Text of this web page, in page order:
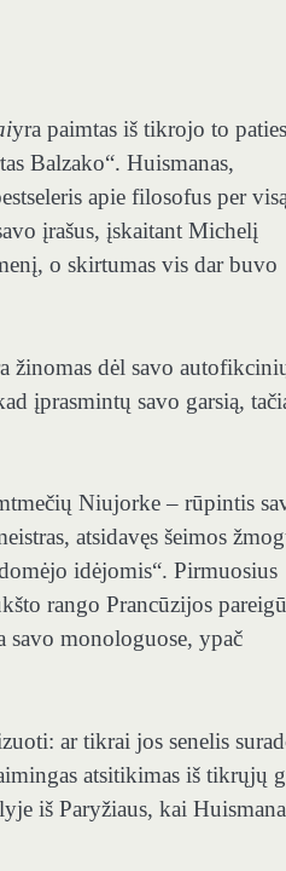
yra paimtas iš tikrojo to paties
Balzako“. Huismanas,
apie filosofus per
įrašus, įskaitant Michelį
o skirtumas vis dar buvo
žinomas dėl savo
įprasmintų savo garsią,
Niujorke – rūpintis
atsidavęs šeimos
idėjomis“. Pirmuosius
rango Prancūzijos
savo monologuose, ypač
ar tikrai jos senelis
atsitikimas iš tikrųjų
iš Paryžiaus, kai